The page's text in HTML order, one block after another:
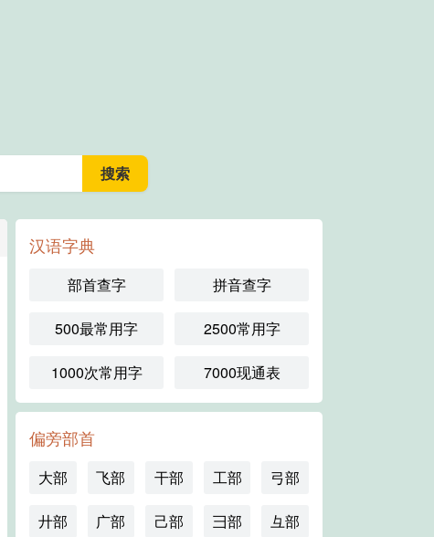
汉语字典
部首查字 拼音查字
500最常用字 2500常用字
1000次常用字 7000现通表
偏旁部首
大部 飞部 干部 工部 弓部
廾部 广部 己部 彐部 彑部